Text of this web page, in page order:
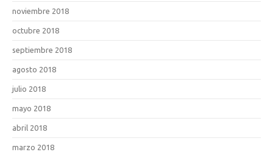
noviembre 2018
octubre 2018
septiembre 2018
agosto 2018
julio 2018
mayo 2018
abril 2018
marzo 2018